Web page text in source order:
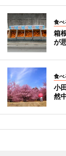
食べ
箱
が
食べ
小
然